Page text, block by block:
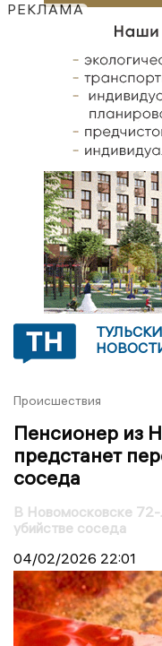
РЕКЛАМА
Происшествия
Пенсионер из
предстанет
соседа
В Новомосковске 72-
убийстве соседа
04/02/2026 22:01